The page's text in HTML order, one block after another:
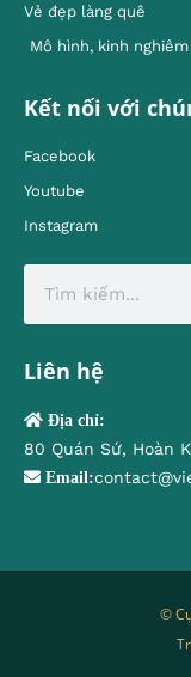
Vẻ đẹp làng quê
Mô hình, kinh nghiêm
Kết nối với
Facebook
Youtube
Instagram
Liên hệ
Địa chỉ:
80 Quán Sứ, Hoàn
Email:
©